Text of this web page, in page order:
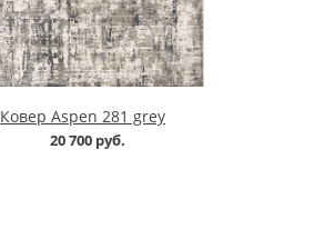
Ковер Aspen 281 grey
20 700 руб.